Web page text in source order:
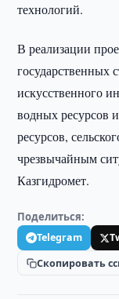
технологий.
В реализации
государственных
искусственного
водных ресурсов
ресурсов,
чрезвычайным
Казгидромет.
Поделиться:
Telegram
Скопировать